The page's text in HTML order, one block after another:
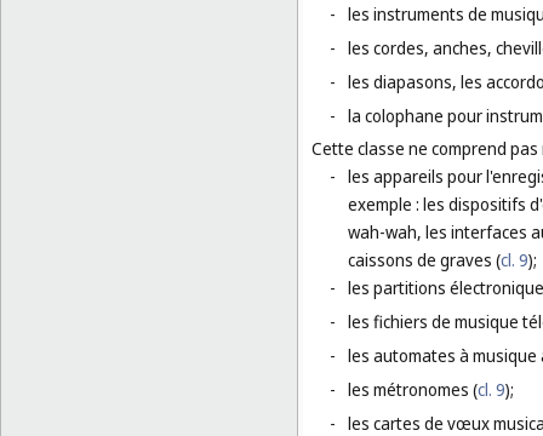
- les instruments de
- les cordes, anches,
- les diapasons, les
- la colophane pour
Cette classe ne comprend
- les appareils pour
exemple : les dispositifs
wah-wah, les interfaces
caissons de graves (cl. 9);
- les partitions
- les fichiers de musique
- les automates à musique
- les métronomes (cl. 9);
- les cartes de vœux